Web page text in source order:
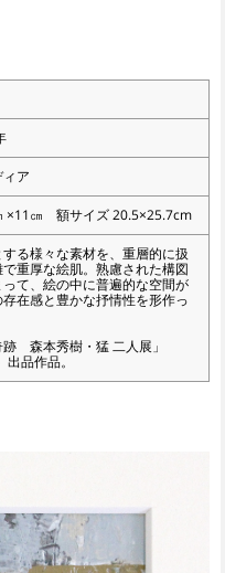
ア
×11㎝ 額サイズ 20.5×25.7cm
る様々な素材を、重層的に扱
重厚な絵肌。熟慮された構図
て、絵の中に普遍的な空間が
在感と豊かな抒情性を形作っ
森本秀樹・猛 二人展」
品作品。